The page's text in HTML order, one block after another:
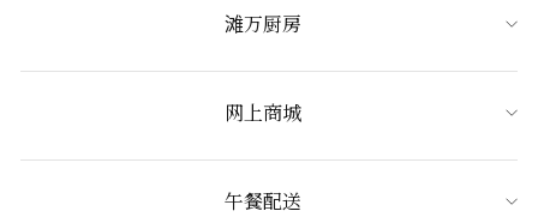
滩万厨房
网上商城
午餐配送